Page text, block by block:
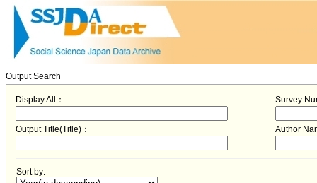
Output Search
Display All： Survey
Output Title(Title)： Author
Sort by: